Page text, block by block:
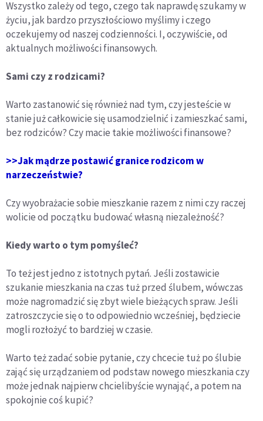
Wszystko zależy od tego, czego tak naprawdę szukamy w
życiu, jak bardzo przyszłościowo myślimy i czego
oczekujemy od naszej codzienności. I, oczywiście, od
aktualnych możliwości finansowych.
Sami czy z rodzicami?
Warto zastanowić się również nad tym, czy jesteście w
stanie już całkowicie się usamodzielnić i zamieszkać sami,
bez rodziców? Czy macie takie możliwości finansowe?
>>Jak mądrze postawić granice rodzicom w
narzeczeństwie?
Czy wyobrażacie sobie mieszkanie razem z nimi czy raczej
wolicie od początku budować własną niezależność?
Kiedy warto o tym pomyśleć?
To też jest jedno z istotnych pytań. Jeśli zostawicie
szukanie mieszkania na czas tuż przed ślubem, wówczas
może nagromadzić się zbyt wiele bieżących spraw. Jeśli
zatroszczycie się o to odpowiednio wcześniej, będziecie
mogli rozłożyć to bardziej w czasie.
Warto też zadać sobie pytanie, czy chcecie tuż po ślubie
zająć się urządzaniem od podstaw nowego mieszkania czy
może jednak najpierw chcielibyście wynająć, a potem na
spokojnie coś kupić?